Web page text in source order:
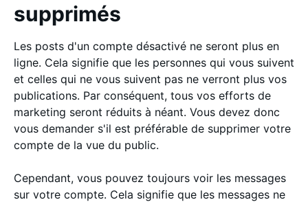
supprimés
Les posts d'un compte désactivé ne seront plus en
ligne. Cela signifie que les personnes qui vous suivent
et celles qui ne vous suivent pas ne verront plus vos
publications. Par conséquent, tous vos efforts de
marketing seront réduits à néant. Vous devez donc
vous demander s'il est préférable de supprimer votre
compte de la vue du public.
Cependant, vous pouvez toujours voir les messages
sur votre compte. Cela signifie que les messages ne